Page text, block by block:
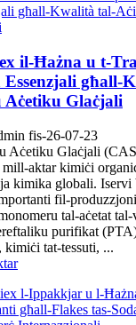
il-Ħażna u t-
Essenzjali għall-
Aċetiku Glaċjali
fis-26-07-23
Aċetiku Glaċjali
mill-aktar kimiċi
kimika globali. Iservi
fil-
tal-aċetat
purifikat
kimiċi tat-tessuti, ...